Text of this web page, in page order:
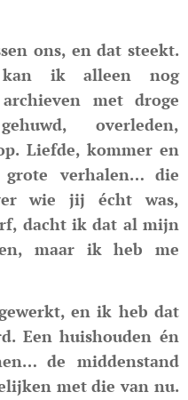
ons, en dat steekt.
kan ik alleen nog
met droge
overleden,
Liefde, kommer en
verhalen… die
wie jij écht was,
dacht ik dat al mijn
maar ik heb me
en ik heb dat
Een huishouden én
de middenstand
met die van nu.